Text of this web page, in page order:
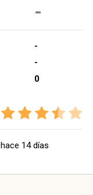
-
-
-
0
hace 14 días